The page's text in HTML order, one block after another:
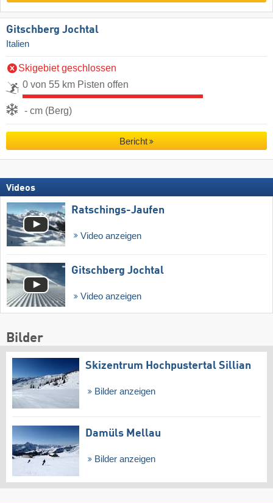
Gitschberg Jochtal
Italien
Skigebiet geschlossen
0 von 55 km Pisten offen
- cm (Berg)
Bericht
Videos
Ratschings-Jaufen
Video anzeigen
Gitschberg Jochtal
Video anzeigen
Bilder
Skizentrum Hochpustertal Sillian
Bilder anzeigen
Damüls Mellau
Bilder anzeigen